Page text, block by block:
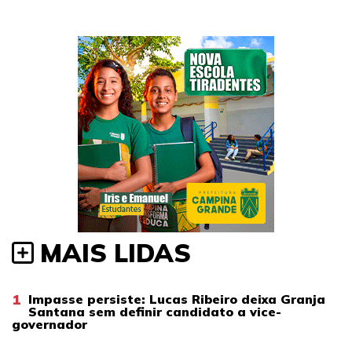
MAIS LIDAS
1 Impasse persiste: Lucas Ribeiro deixa Granja
Santana sem definir candidato a vice-
governador